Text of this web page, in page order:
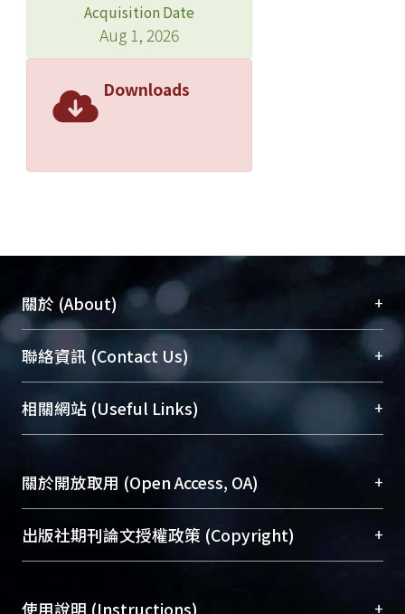
Acquisition Date
Aug 1, 2026
Downloads
關於 (About) +
臺大位居世界頂尖大學之列，為永久珍藏及向國際
展現本校豐碩的研究成果及學術能量，圖書館整合
機構典藏（NTUR）與學術庫（AH）不同功能平
台，成為臺大學術典藏NTU scholars。期能整合研
究能量、促進交流合作、保存學術產出、推廣研究
成果。
To permanently archive and promote researcher
profiles and scholarly works, Library integrates the
services of “NTU Repository” with “Academic
聯絡資訊 (Contact Us) +
總館學科館員(Main Library)
醫學圖書館學科館員(Medical Library)
(Social
Sciences Library)
相關網站 (Useful Links) +
關於開放取用 (Open Access, OA) +
開放取用是從使用者角度提升資訊取用性的社會運
動，應用在學術研究上是透過將研究著作公開供使
用逐年攀升。同時可加速研究發展、提升研究影響
出版社期刊論文授權政策 (Copyright) +
使用說明 (Instructions) +